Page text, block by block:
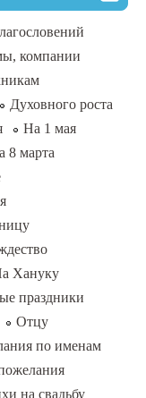
компании
Духовного роста
На 1 мая
8 марта
Хануку
праздники
Отцу
по именам
на свадьбу